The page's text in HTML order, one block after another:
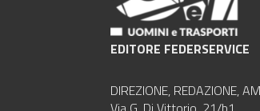
EDITORE FEDERSERVICE
DIREZIONE, REDAZIONE,